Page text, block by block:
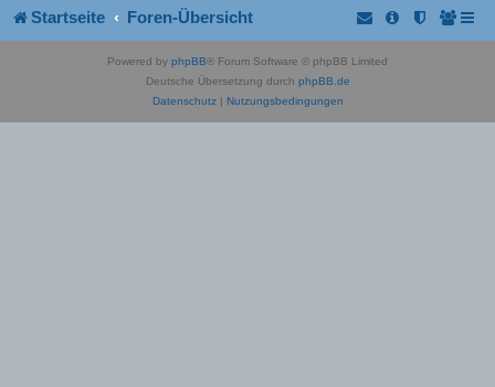
Startseite Foren-Übersicht
Powered by phpBB® Forum Software © phpBB Limited
Deutsche Übersetzung durch phpBB.de
Datenschutz| Nutzungsbedingungen